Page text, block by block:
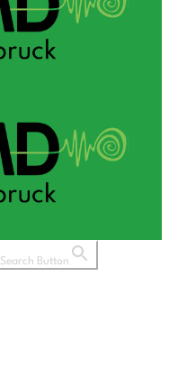
Search Button